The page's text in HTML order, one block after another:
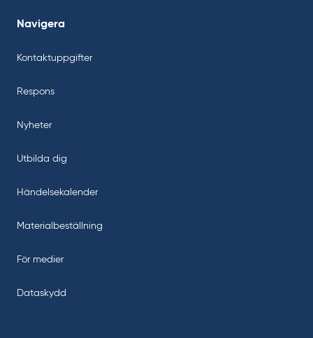
Navigera
Kontaktuppgifter
Respons
Nyheter
Utbilda dig
Händelsekalender
Materialbeställning
För medier
Dataskydd